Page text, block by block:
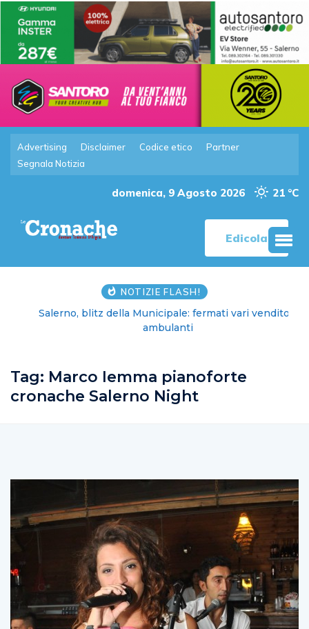
Advertising Disclaimer Codice etico
Partner
Segnala Notizia
domenica, 9 Agosto 2026 21 °C
Edicola
NOTIZIE FLASH!
Salerno, blitz della Municipale: fermati vari venditori
ambulanti
Tag: Marco Iemma pianoforte
cronache Salerno Night